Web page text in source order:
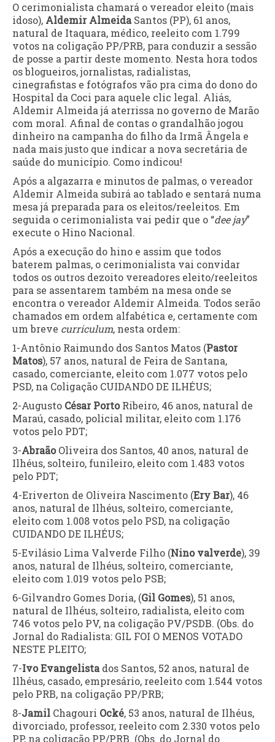
O cerimonialista chamará o vereador eleito (mais
idoso), Aldemir AlmeidaSantos (PP), 61 anos,
natural de Itaquara, médico, reeleito com 1.799
votos na coligação PP/PRB, para conduzir a sessão
de posse a partir deste momento. Nesta hora todos
os blogueiros, jornalistas, radialistas,
cinegrafistas e fotógrafos vão pra cima do dono do
Hospital da Coci para aquele clic legal. Aliás,
Aldemir Almeida já aterrissa no governo de Marão
com moral. Afinal de contas o grandalhão jogou
dinheiro na campanha do filho da Irmã Ângela e
nada mais justo que indicar a nova secretária de
saúde do município. Como indicou!
Após a algazarra e minutos de palmas, o vereador
Aldemir Almeida subirá ao tablado e sentará numa
mesa já preparada para os eleitos/reeleitos. Em
seguida o cerimonialista vai pedir que o “dee jay”
execute o Hino Nacional.
Após a execução do hino e assim que todos
baterem palmas, o cerimonialista vai convidar
todos os outros dezoito vereadores eleito/reeleitos
para se assentarem também na mesa onde se
encontra o vereador Aldemir Almeida. Todos serão
chamados em ordem alfabética e, certamente com
um breve curriculum, nesta ordem:
1-Antônio Raimundo dos Santos Matos (Pastor
Matos), 57 anos, natural de Feira de Santana,
casado, comerciante, eleito com 1.077 votos pelo
PSD, na Coligação CUIDANDO DE ILHÉUS;
2-Augusto César PortoRibeiro, 46 anos, natural de
Maraú, casado, policial militar, eleito com 1.176
votos pelo PDT;
3-AbraãoOliveira dos Santos, 40 anos, natural de
Ilhéus, solteiro, funileiro, eleito com 1.483 votos
pelo PDT;
4-Eriverton de Oliveira Nascimento (Ery Bar), 46
anos, natural de Ilhéus, solteiro, comerciante,
eleito com 1.008 votos pelo PSD, na coligação
CUIDANDO DE ILHÉUS;
5-Evilásio Lima Valverde Filho (Nino valverde), 39
anos, natural de Ilhéus, solteiro, comerciante,
eleito com 1.019 votos pelo PSB;
6-Gilvandro Gomes Doria, (Gil Gomes), 51 anos,
natural de Ilhéus, solteiro, radialista, eleito com
746 votos pelo PV, na coligação PV/PSDB. (Obs. do
Jornal do Radialista: GIL FOI O MENOS VOTADO
NESTE PLEITO;
7-Ivo Evangelistados Santos, 52 anos, natural de
Ilhéus, casado, empresário, reeleito com 1.544 votos
pelo PRB, na coligação PP/PRB;
8-Jamil Chagouri Ocké, 53 anos, natural de Ilhéus,
divorciado, professor, reeleito com 2.330 votos pelo
PP, na coligação PP/PRB. (Obs. do Jornal do